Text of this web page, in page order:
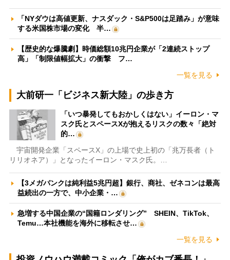
「NYダウは高値更新、ナスダック・S&P500は足踏み」が意味
する米国株市場の変化 半…
【歴史的な爆騰劇】時価総額10兆円企業が「2連続ストップ
高」「制限値幅拡大」の衝撃 フ…
一覧を見る
大前研一「ビジネス新大陸」の歩き方
「いつ暴発してもおかしくはない」イーロン・マ
スク氏とスペースXが抱えるリスクの数々「絶対
的…
宇宙開発企業「スペースX」の上場で史上初の「兆万長者（ト
リリオネア）」となったイーロン・マスク氏。…
【3メガバンクは純利益5兆円超】銀行、商社、ゼネコンは最高
益続出の一方で、中小企業・…
急増する中国企業の“国籍ロンダリング” SHEIN、TikTok、
Temu…本社機能を海外に移転させ…
一覧を見る